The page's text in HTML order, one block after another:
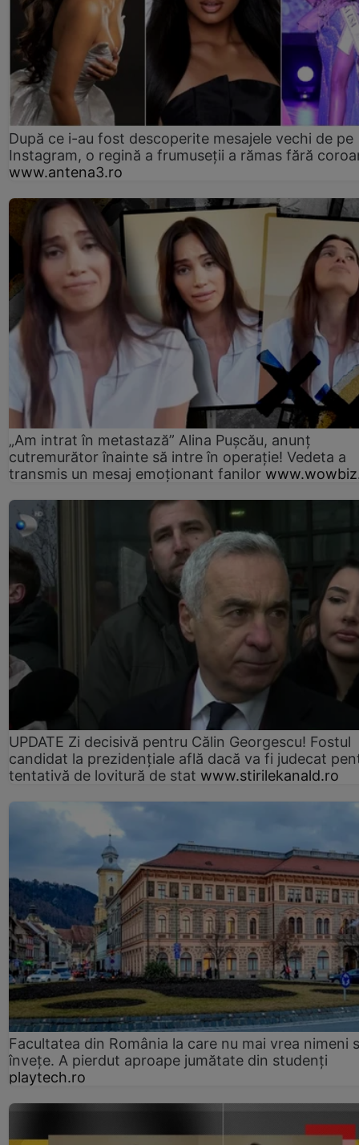
După ce i-au fost descoperite mesajele vechi de pe
Instagram, o regină a frumuseții a rămas fără
www.antena3.ro
„Am intrat în metastază” Alina Pușcău, anunț
cutremurător înainte să intre în operație! Vedeta a
transmis un mesaj emoționant fanilor
UPDATE Zi decisivă pentru Călin Georgescu! Fostul
candidat la prezidențiale află dacă va fi judecat
tentativă de lovitură de stat www.stirilekanald.ro
Facultatea din România la care nu mai vrea nimeni
înveţe. A pierdut aproape jumătate din studenţi
playtech.ro